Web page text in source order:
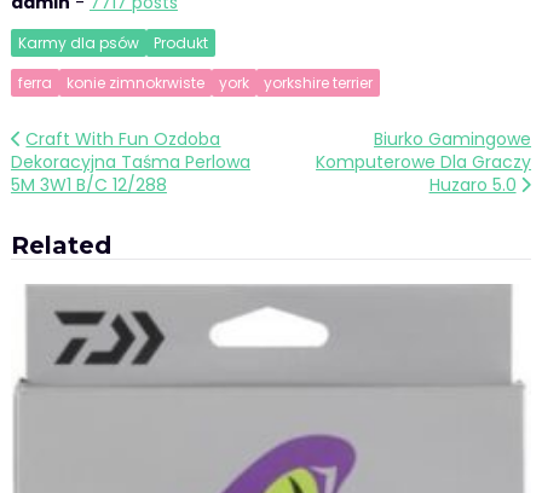
Karmy dla psów
Produkt
ferra
konie zimnokrwiste york yorkshire terrier
Nawigacja
wpisu
Craft With Fun Ozdoba
Dekoracyjna Taśma Perlowa
5M 3W1 B/C 12/288
Biurko Gamingowe
Komputerowe Dla Graczy
Huzaro 5.0
Related